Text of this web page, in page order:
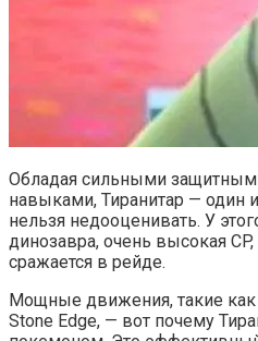
Обладая сильными
навыками, Тиранитар — один
нельзя недооценивать. У
динозавра, очень высокая
сражается в рейде.
Мощные движения, такие как
Stone Edge, — вот почему